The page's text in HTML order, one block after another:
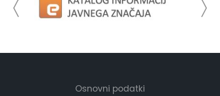
Osnovni podatki